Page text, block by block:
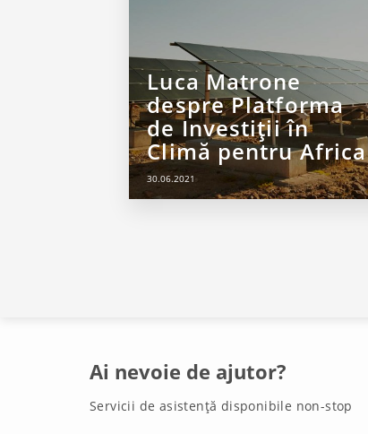
Luca Matrone
despre Platforma
de Investiții în
Climă pentru Africa
30.06.2021
Ai nevoie de ajutor?
Servicii de asistență disponibile non-stop